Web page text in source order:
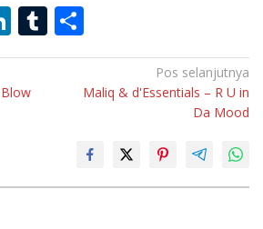
Li
n
k
e
T
u h
ar
e
Pos selanjutnya
Maliq & d'Essentials – R U in
Da Mood